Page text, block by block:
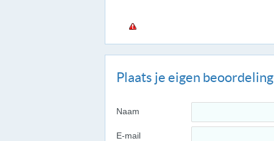
Plaats je eigen beoordeling
Naam
E-mail